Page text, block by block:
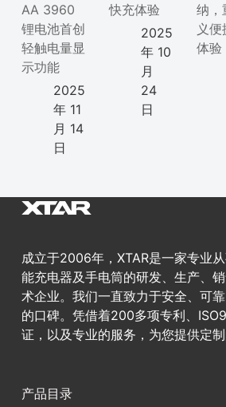
AA 3960
锂电池首创
轻触电量显
示功能
2025
年 11
月 14
日
快充体验
2025
年 10
月
24
日
纳，
义
体验
成立于2006年，XTAR是一家专业
能充电器及手电筒的研发、生产、
术企业。我们一直致力于安全、可
的口碑。凭借着200多项专利、
证，以及专业的服务，为您提供定制
产品目录